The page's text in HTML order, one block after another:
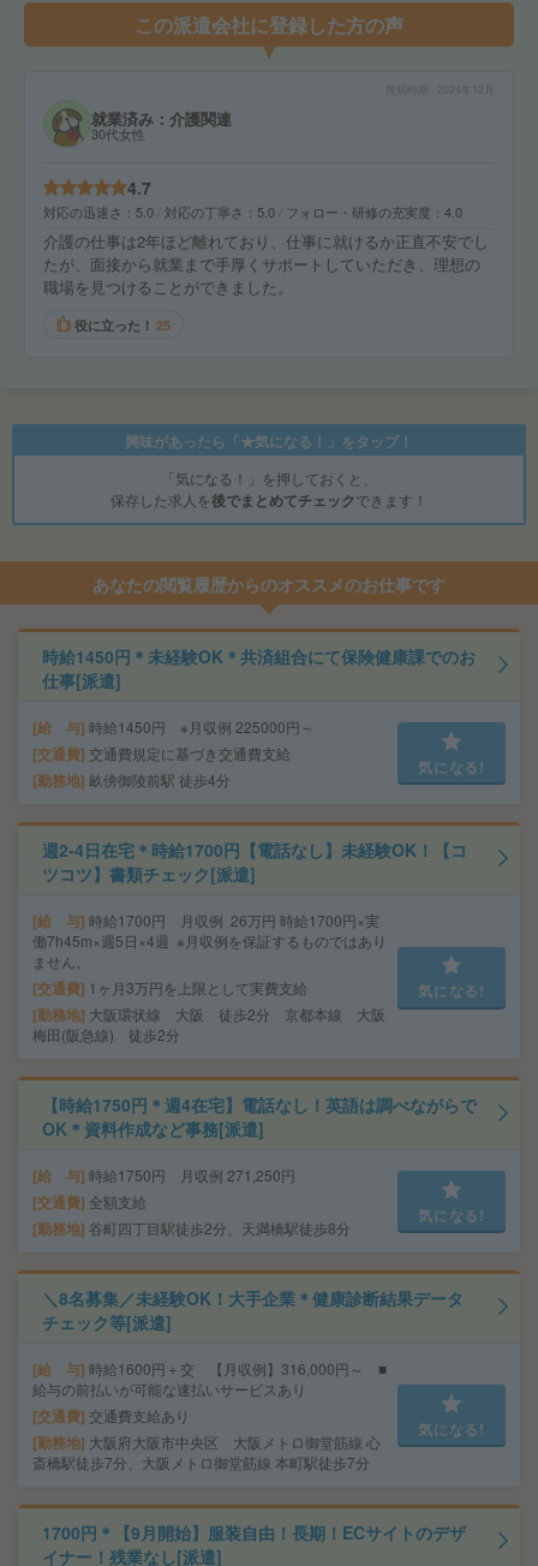
この派遣会社に登録した方の声
2024年12月
就業済み：介護関連
30代女性
4.7
対応の迅速さ 5.0 対応の丁寧さ 5.0 フォロー・研修の充実度 4.0
介護の仕事は2年ほど離れており、仕事に就けるか正直不安でし
たが、面接から就業まで手厚くサポートしていただき、理想の
職場を見つけることができました。
役に立った！ 25
興味があったら「★気になる！」をタップ！
「気になる！」を押しておくと、
保存した求人を後でまとめてチェックできます！
あなたの閲覧履歴からのオススメのお仕事です
時給1450円＊未経験OK＊共済組合にて保険健康課でのお
仕事[派遣]
給 与 時給1450円 ※月収例 225000円～
交通費 交通費規定に基づき交通費支給
勤務地 畝傍御陵前駅 徒歩4分
気になる!
週2-4日在宅＊時給1700円【電話なし】未経験OK！【コ
ツコツ】書類チェック[派遣]
給 与 時給1700円 月収例 26万円 時給1700円×実
働7h45m×週5日×4週 ※月収例を保証するものではあり
ません。
交通費 1ヶ月3万円を上限として実費支給
勤務地 大阪環状線 大阪 徒歩2分 京都本線 大阪
梅田(阪急線) 徒歩2分
気になる!
【時給1750円＊週4在宅】電話なし！英語は調べながらで
OK＊資料作成など事務[派遣]
給 与 時給1750円 月収例 271,250円
交通費 全額支給
勤務地 谷町四丁目駅徒歩2分、天満橋駅徒歩8分
気になる!
＼8名募集／未経験OK！大手企業＊健康診断結果データ
チェック等[派遣]
給 与 時給1600円＋交 【月収例】316,000円～ ■
給与の前払いが可能な速払いサービスあり
交通費 交通費支給あり
勤務地 大阪府大阪市中央区 大阪メトロ御堂筋線 心
斎橋駅徒歩7分、大阪メトロ御堂筋線 本町駅徒歩7分
気になる!
1700円＊【9月開始】服装自由！長期！ECサイトのデザ
イナー！残業なし[派遣]